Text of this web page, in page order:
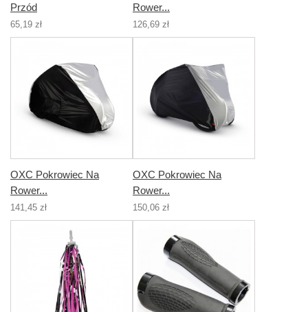
Przód
65,19 zł
Rower...
126,69 zł
OXC Pokrowiec Na
Rower...
141,45 zł
OXC Pokrowiec Na
Rower...
150,06 zł